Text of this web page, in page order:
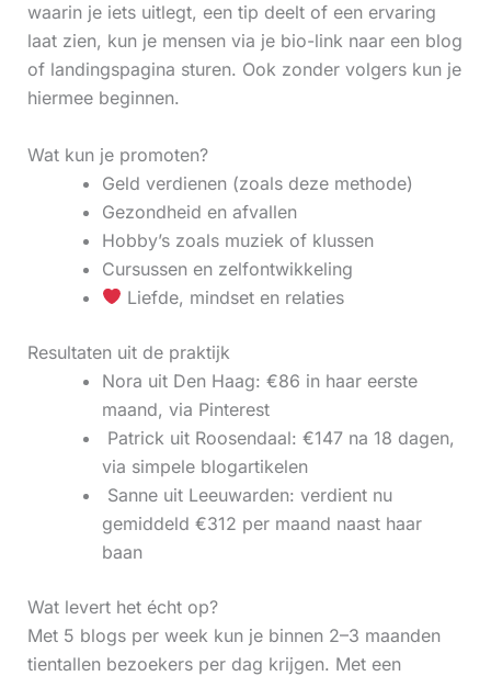
waarin je iets uitlegt, een tip deelt of een ervaring
laat zien, kun je mensen via je bio-link naar een blog
of landingspagina sturen. Ook zonder volgers kun je
hiermee beginnen.
Wat kun je promoten?
Geld verdienen (zoals deze methode)
Gezondheid en afvallen
Hobby’s zoals muziek of klussen
Cursussen en zelfontwikkeling
Liefde, mindset en relaties
Resultaten uit de praktijk
Nora uit Den Haag: €86 in haar eerste
maand, via Pinterest
‍ Patrick uit Roosendaal: €147 na 18 dagen,
via simpele blogartikelen
‍ Sanne uit Leeuwarden: verdient nu
gemiddeld €312 per maand naast haar
baan
Wat levert het écht op?
Met 5 blogs per week kun je binnen 2–3 maanden
tientallen bezoekers per dag krijgen. Met een